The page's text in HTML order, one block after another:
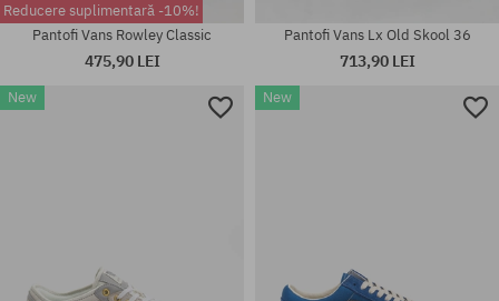
Mărimi existente:
Reducere suplimentară -10%!
Pantofi Vans Rowley Classic
475,90 LEI
Pantofi Vans Lx Old Skool 36
713,90 LEI
New New